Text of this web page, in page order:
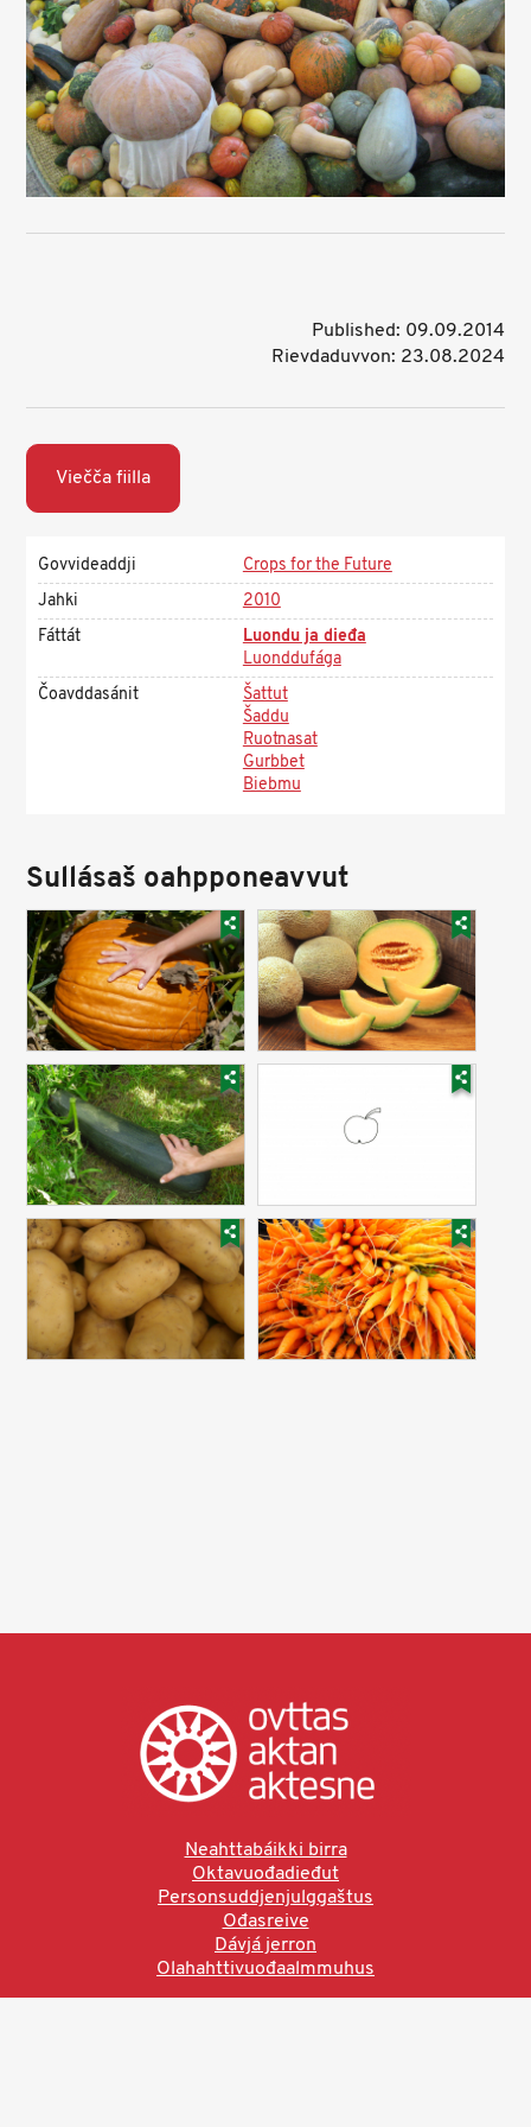
Published: 09.09.2014
Rievdaduvvon: 23.08.2024
Viečča fiilla
Govvideaddji
Crops for the Future
Jahki
2010
Fáttát
Luondu ja dieđa
Luonddufága
Čoavddasánit
Šattut
Šaddu
Ruotnasat
Gurbbet
Biebmu
Sullásaš oahpponeavvut
Neahttabáikki birra
Oktavuođadieđut
Personsuddjenjulggaštus
Ođasreive
Dávjá jerron
Olahahttivuođaalmmuhus